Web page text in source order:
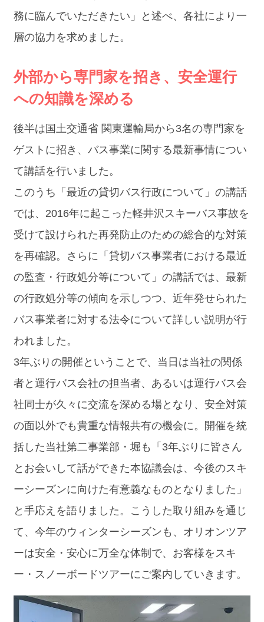
務に臨んでいただきたい」と述べ、各社により一
層の協力を求めました。
外部から専門家を招き、安全運行
への知識を深める
後半は国土交通省 関東運輸局から3名の専門家を
ゲストに招き、バス事業に関する最新事情につい
て講話を行いました。
このうち「最近の貸切バス行政について」の講話
では、2016年に起こった軽井沢スキーバス事故を
受けて設けられた再発防止のための総合的な対策
を再確認。さらに「貸切バス事業者における最近
の監査・行政処分等について」の講話では、最新
の行政処分等の傾向を示しつつ、近年発せられた
バス事業者に対する法令について詳しい説明が行
われました。
3年ぶりの開催ということで、当日は当社の関係
者と運行バス会社の担当者、あるいは運行バス会
社同士が久々に交流を深める場となり、安全対策
の面以外でも貴重な情報共有の機会に。開催を統
括した当社第二事業部・堀も「3年ぶりに皆さん
とお会いして話ができた本協議会は、今後のスキ
ーシーズンに向けた有意義なものとなりました」
と手応えを語りました。こうした取り組みを通じ
て、今年のウィンターシーズンも、オリオンツア
ーは安全・安心に万全な体制で、お客様をスキ
ー・スノーボードツアーにご案内していきます。